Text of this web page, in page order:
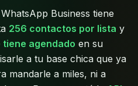
Business tiene
256 contactos por lista y
tiene agendado en su
a tu base chica que ya
mandarle a miles, ni a